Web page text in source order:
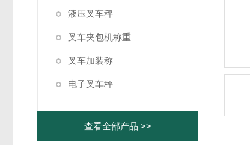
液压叉车秤
叉车夹包机称重
叉车加装称
电子叉车秤
查看全部产品 >>